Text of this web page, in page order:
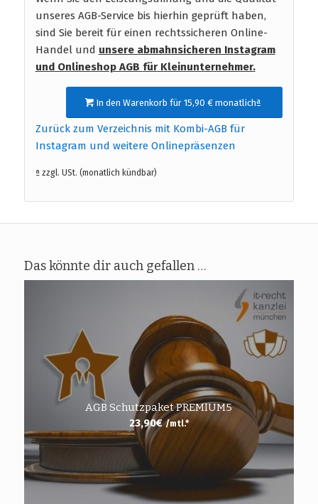
unseres AGB-Service bis hierhin geprüft haben,
sind Sie bereit für einen rechtssicheren Online-
Handel und unsere abmahnsicheren Instagram
und Onlineshop AGB für Kleinunternehmer.
In den Warenkorb für 15,90 € monatlichª
Zurück zum Verzeichnis mit Kombi-AGB für
Instagram und weitere Onlinepräsenzen
ª zzgl. USt. (monatlich kündbar)
Das könnte dir auch gefallen …
AGB Schutzpaket PREMIUM5
23,90€ /mtl.*